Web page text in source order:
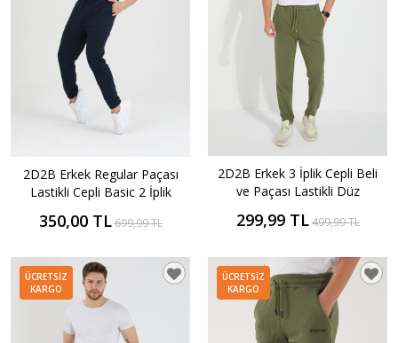
2D2B Erkek Regular Paçası
Lastikli Cepli Basic 2 İplik
350,00 TL699,99 TL
2D2B Erkek 3 İplik Cepli Beli
ve Paçası Lastikli Düz
299,99 TL499,99 TL
ÜCRETSIZ
KARGO
ÜCRETSIZ
KARGO